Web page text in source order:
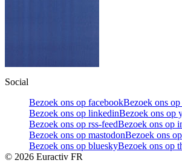
Social
Bezoek ons op facebookBezoek ons
Bezoek ons op linkedinBezoek ons op
Bezoek ons op rss-feedBezoek ons op
Bezoek ons op mastodonBezoek ons
Bezoek ons op blueskyBezoek ons op
© 2026 Euractiv FR